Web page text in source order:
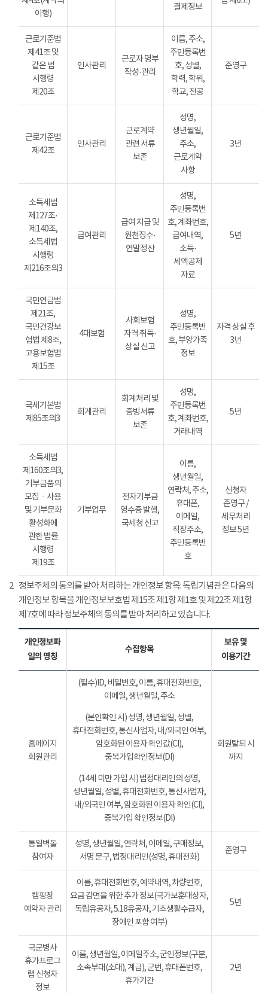
이행)
결제정보
근로기준법
제41조 및
같은 법
시행령
제20조
인사관리
근로자 명부
작성·관리
이름, 주소,
주민등록번
호, 성별,
학력, 학위,
학교, 전공
준영구
근로기준법
제42조
인사관리
근로계약
관련 서류
보존
성명,
생년월일,
주소,
근로계약
사항
3년
소득세법
제127조·
제140조,
소득세법
시행령
제216조의3
급여관리
급여 지급 및
원천징수·
연말정산
성명,
주민등록번
호, 계좌번호,
급여내역,
소득·
세액공제
자료
5년
국민연금법
제21조,
국민건강보
험법 제8조,
고용보험법
제15조
4대보험
사회보험
자격 취득·
상실 신고
성명,
주민등록번
호, 부양가족
정보
자격 상실 후
3년
국세기본법
제85조의3
회계관리
회계처리 및
증빙서류
보존
성명,
주민등록번
호, 계좌번호,
거래내역
5년
소득세법
제160조의3,
기부금품의
모집ㆍ사용
및 기부문화
활성화에
관한 법률
시행령
제19조
기부업무
전자기부금
영수증 발행,
국세청 신고
이름,
생년월일,
연락처, 주소,
휴대폰,
이메일,
직장주소,
주민등록번
호
신청자
준영구 /
세무처리
정보 5년
2 정보주체의 동의를 받아 처리하는 개인정보 항목: 독립기념관은 다음의
개인정보 항목을 개인정보보호법 제15조 제1항 제1호 및 제22조 제1항
제7호에 따라 정보주체의 동의를 받아 처리하고 있습니다.
개인정보파
일의 명칭
수집항목
보유 및
이용기간
홈페이지
회원관리
(필수)ID, 비밀번호, 이름, 휴대전화번호,
이메일, 생년월일, 주소
(본인확인 시) 성명, 생년월일, 성별,
휴대전화번호, 통신사업자, 내/외국인 여부,
암호화된 이용자 확인값(CI),
중복가입확인정보(DI)
(14세 미만 가입 시) 법정대리인의 성명,
생년월일, 성별, 휴대전화번호, 통신사업자,
내/외국인 여부, 암호화된 이용자 확인(CI),
중복가입 확인정보(DI)
회원탈퇴 시
까지
통일벽돌
참여자
성명, 생년월일, 연락처, 이메일, 구매정보,
서명 문구, 법정대리인(성명, 휴대전화)
준영구
캠핑장
예약자 관리
이름, 휴대전화번호, 예약내역, 차량번호,
요금 감면을 위한 추가 정보(국가보훈대상자,
독립유공자, 5.18유공자, 기초생활수급자,
장애인 포함 여부)
5년
국군병사
휴가프로그
램 신청자
정보
이름, 생년월일, 이메일주소, 군인정보(구분,
소속부대(소대), 계급), 군번, 휴대폰번호,
휴가기간
2년